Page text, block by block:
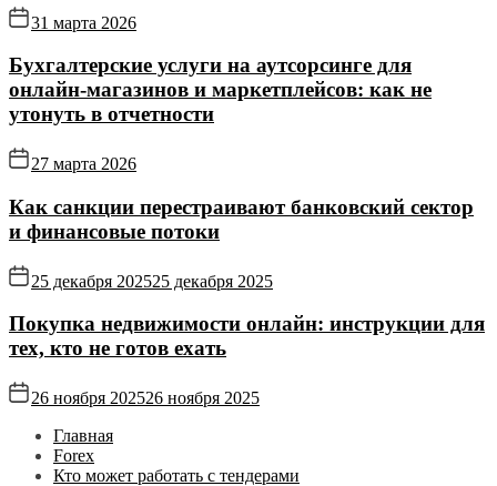
31 марта 2026
Бухгалтерские услуги на аутсорсинге для
онлайн‑магазинов и маркетплейсов: как не
утонуть в отчетности
27 марта 2026
Как санкции перестраивают банковский сектор
и финансовые потоки
25 декабря 202525 декабря 2025
Покупка недвижимости онлайн: инструкции для
тех, кто не готов ехать
26 ноября 202526 ноября 2025
Главная
Forex
Кто может работать с тендерами